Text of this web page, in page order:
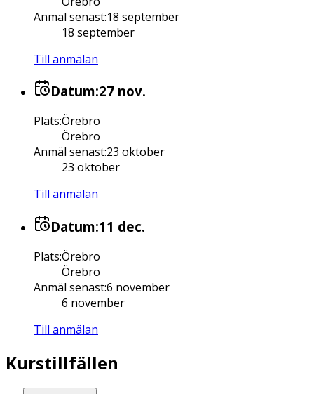
Anmäl senast:18 september
18 september
Till anmälan
Datum:27 nov.
Plats:Örebro
Örebro
Anmäl senast:23 oktober
23 oktober
Till anmälan
Datum:11 dec.
Plats:Örebro
Örebro
Anmäl senast:6 november
6 november
Till anmälan
Kurstillfällen